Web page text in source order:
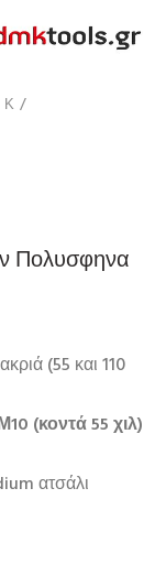
Κ
Πολυσφηνα
(55 και 110
(κοντά 55 χιλ)
ατσάλι